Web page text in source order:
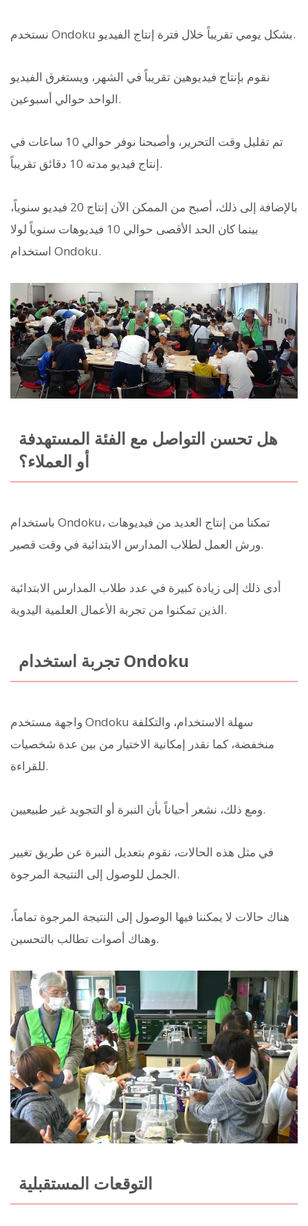
نستخدم Ondoku بشكل يومي تقريباً خلال فترة إنتاج الفيديو.
نقوم بإنتاج فيديوهين تقريباً في الشهر، ويستغرق الفيديو
الواحد حوالي أسبوعين.
تم تقليل وقت التحرير، وأصبحنا نوفر حوالي 10 ساعات في
إنتاج فيديو مدته 10 دقائق تقريباً.
بالإضافة إلى ذلك، أصبح من الممكن الآن إنتاج 20 فيديو سنوياً،
بينما كان الحد الأقصى حوالي 10 فيديوهات سنوياً لولا
استخدام Ondoku.
هل تحسن التواصل مع الفئة المستهدفة
أو العملاء؟
باستخدام Ondoku، تمكنا من إنتاج العديد من فيديوهات
ورش العمل لطلاب المدارس الابتدائية في وقت قصير.
أدى ذلك إلى زيادة كبيرة في عدد طلاب المدارس الابتدائية
الذين تمكنوا من تجربة الأعمال العلمية اليدوية.
تجربة استخدام Ondoku
واجهة مستخدم Ondoku سهلة الاستخدام، والتكلفة
منخفضة، كما نقدر إمكانية الاختيار من بين عدة شخصيات
للقراءة.
ومع ذلك، نشعر أحياناً بأن النبرة أو التجويد غير طبيعيين.
في مثل هذه الحالات، نقوم بتعديل النبرة عن طريق تغيير
الجمل للوصول إلى النتيجة المرجوة.
هناك حالات لا يمكننا فيها الوصول إلى النتيجة المرجوة تماماً،
وهناك أصوات تطالب بالتحسين.
التوقعات المستقبلية